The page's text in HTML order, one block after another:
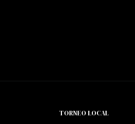
TORNEO LOCAL